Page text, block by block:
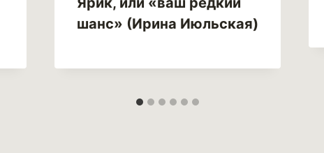
шанс» (Ирина Июльская)